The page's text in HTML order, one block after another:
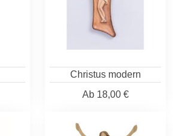
Christus modern
Ab18,00 €